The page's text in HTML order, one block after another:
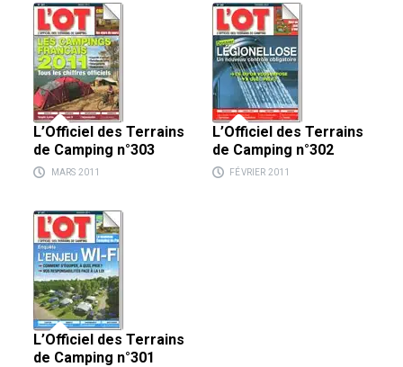
L’Officiel des Terrains
de Camping n°303
MARS 2011
L’Officiel des Terrains
de Camping n°302
FÉVRIER 2011
L’Officiel des Terrains
de Camping n°301